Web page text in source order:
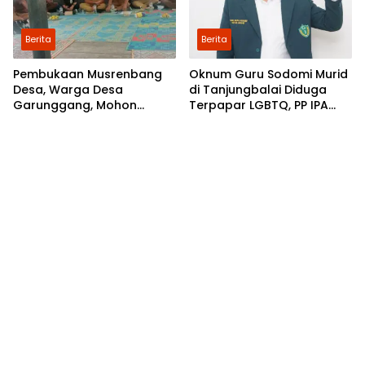
Berita
Pembukaan Musrenbang
Desa, Warga Desa
Garunggang, Mohon
Berita
Oknum Guru Sodomi Murid
di Tanjungbalai Diduga
Terpapar LGBTQ, PP IPA